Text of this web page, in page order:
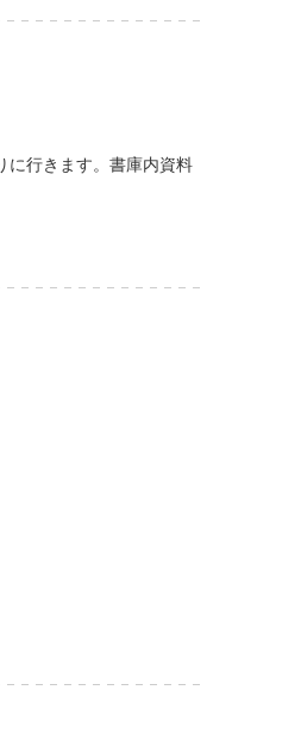
に行きます。書庫内資料